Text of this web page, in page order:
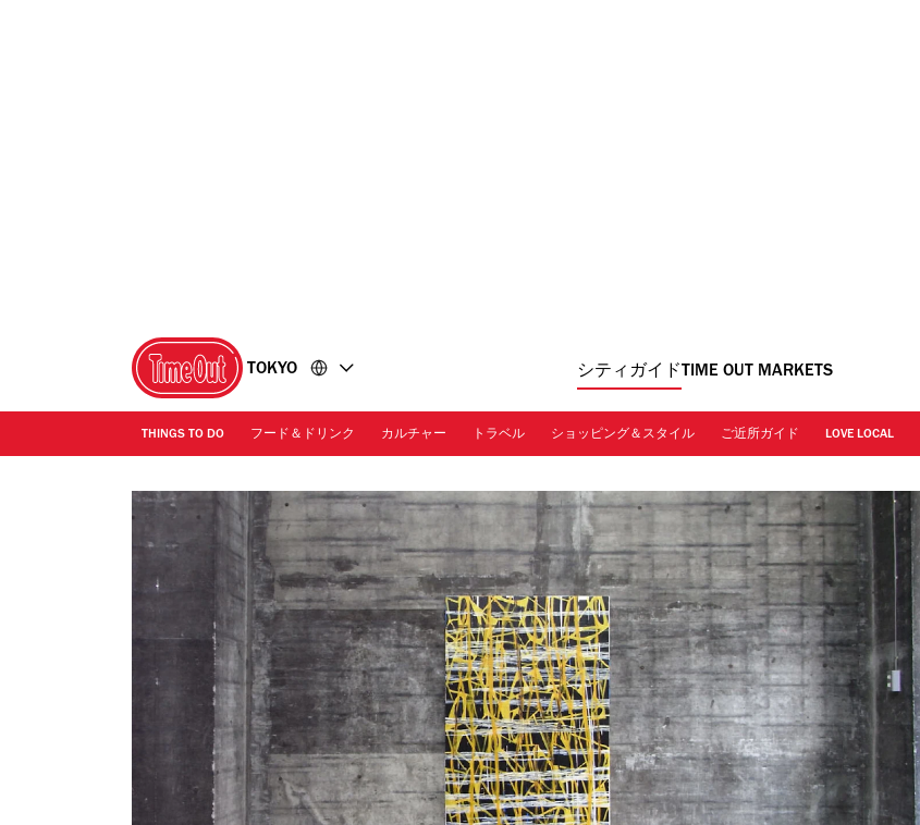
TOKYO シティガイド TIME OUT MARKETS
THINGS TO DO フード＆ドリンク カルチャー トラベル ショッピング＆スタイル ご近所ガイド LOVE LOCAL